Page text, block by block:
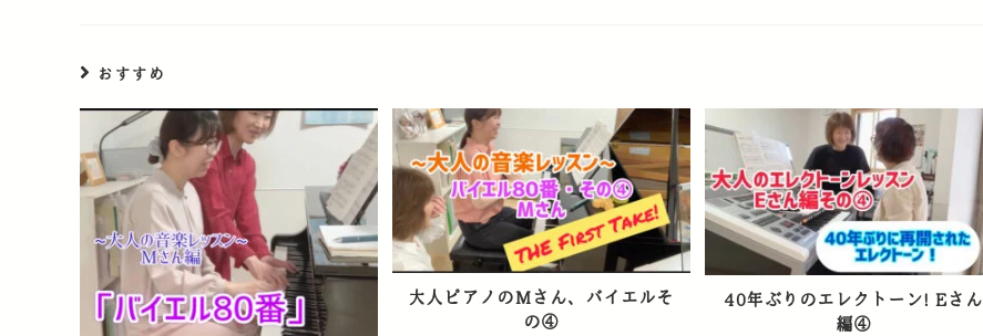
おすすめ
大人ピアノのMさん、バイエルそ
の④
40年ぶりのエレクトーン! Eさん
編④